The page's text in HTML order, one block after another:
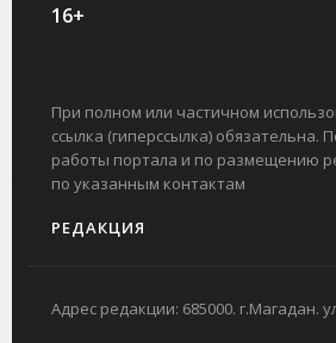
16+
При полном или частичном
ссылка (гиперссылка) обязательна.
работы портала и по размещению
по указанным контактам
РЕДАКЦИЯ
Адрес редакции: 685000. г.Магадан.